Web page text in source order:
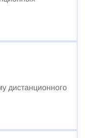
дистанционного